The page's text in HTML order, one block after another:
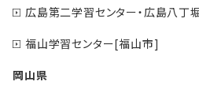
広島第二学習センター・広島八丁
福山学習センター[福山市]
岡山県